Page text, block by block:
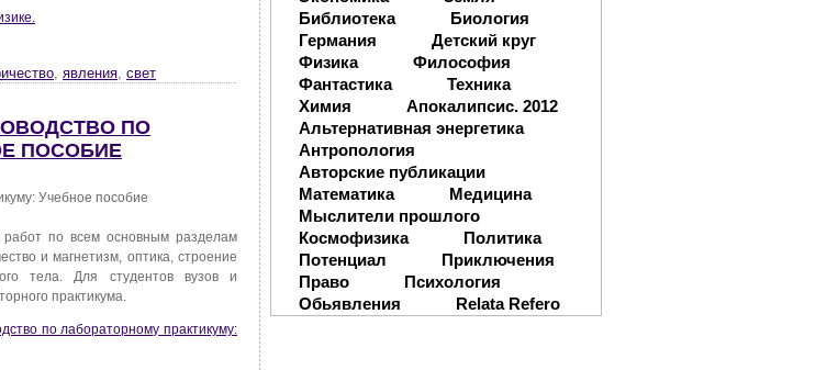
, явления, свет
ПО
ПОСОБИЕ
Учебное пособие
по всем основным разделам
и магнетизм, оптика, строение
тела. Для студентов вузов и
практикума.
по лабораторному практикуму:
Библиотека
Биология
Германия
Детский круг
Физика
Философия
Фантастика
Техника
Химия
Апокалипсис. 2012
Альтернативная энергетика
Антропология
Авторские публикации
Математика
Медицина
Мыслители прошлого
Космофизика
Политика
Потенциал
Приключения
Право
Психология
Обьявления
Relata Refero